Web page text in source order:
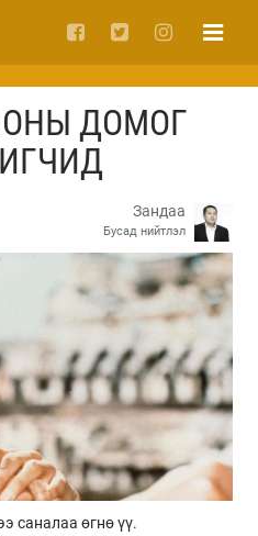
ДОМОГ
Зандаа
Бусад нийтлэл
саналаа өгнө үү.